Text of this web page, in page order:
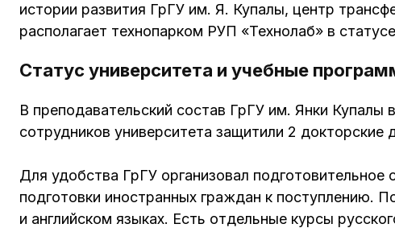
истории развития ГрГУ им. Я. Купалы, центр
располагает технопарком РУП «Технолаб» в
Статус университета и учебные
В преподавательский состав ГрГУ им. Янки Купалы
сотрудников университета защитили 2 докторские
Для удобства ГрГУ организовал
подготовки иностранных граждан к поступлению.
и английском языках. Есть отдельные курсы